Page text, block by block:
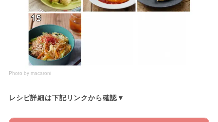
Photo by macaroni
レシピ詳細は下記リンクから確認▼